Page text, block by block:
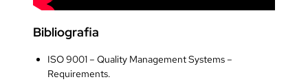
Bibliografia
ISO 9001 – Quality Management Systems –
Requirements.